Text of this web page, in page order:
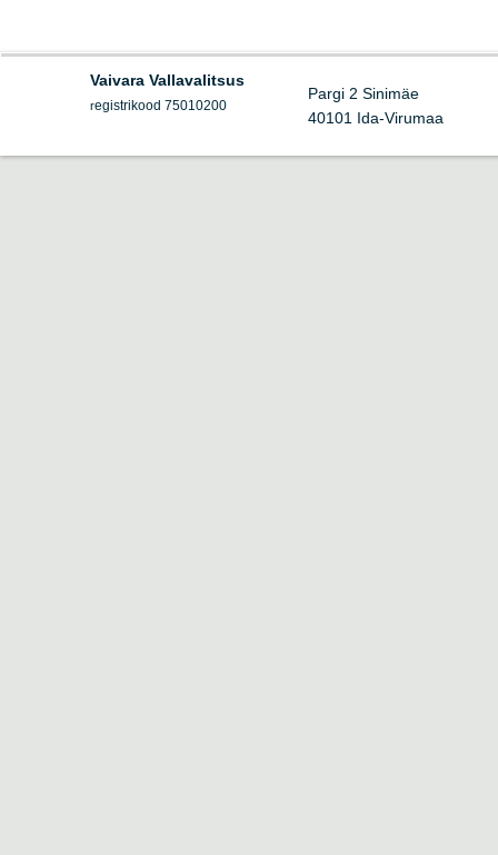
Vaivara Vallavalitsus
registrikood 75010200
Pargi 2 Sinimäe
40101 Ida-Virumaa